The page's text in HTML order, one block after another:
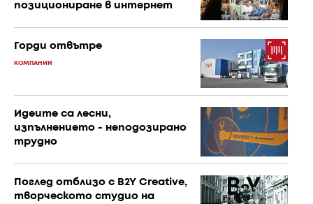
позициониране в интернет
Горди отвътре
КОМПАНИИ
Идеите са лесни,
изпълнението - неподозирано
трудно
Поглед отблизо с B2Y Creative,
творческото студио на